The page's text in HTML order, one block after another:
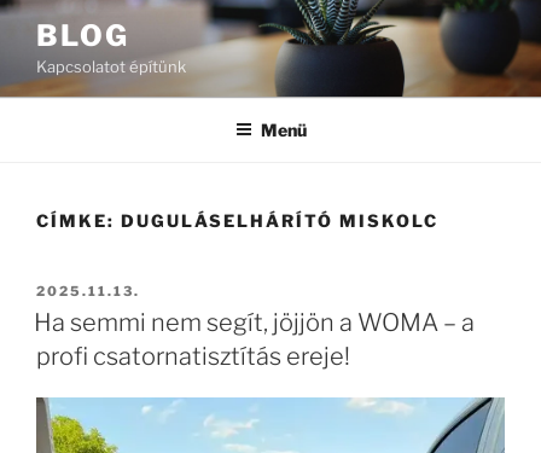
Tartalomhoz
BLOG
Kapcsolatot építünk
Menü
CÍMKE: DUGULÁSELHÁRÍTÓ MISKOLC
BEKÜLDVE:
2025.11.13.
Ha semmi nem segít, jöjjön a WOMA – a
profi csatornatisztítás ereje!